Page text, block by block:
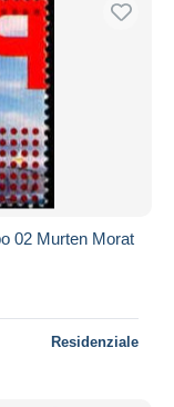
02 Murten Morat
Residenziale